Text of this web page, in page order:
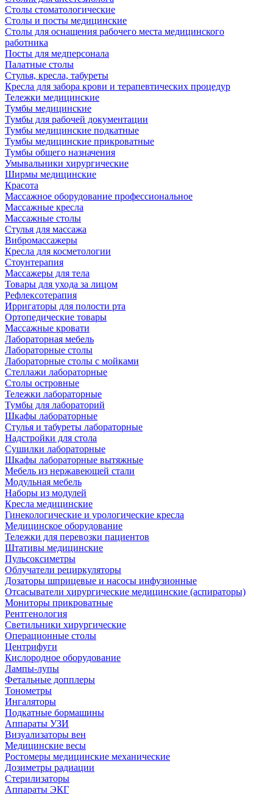
Столы стоматологические
Столы и посты медицинские
Столы для оснащения рабочего места медицинского
работника
Посты для медперсонала
Палатные столы
Стулья, кресла, табуреты
Кресла для забора крови и терапевтических процедур
Тележки медицинские
Тумбы медицинские
Тумбы для рабочей документации
Тумбы медицинские подкатные
Тумбы медицинские прикроватные
Тумбы общего назначения
Умывальники хирургические
Ширмы медицинские
Красота
Массажное оборудование профессиональное
Массажные кресла
Массажные столы
Стулья для массажа
Вибромассажеры
Кресла для косметологии
Стоунтерапия
Массажеры для тела
Товары для ухода за лицом
Рефлексотерапия
Ирригаторы для полости рта
Ортопедические товары
Массажные кровати
Лабораторная мебель
Лабораторные столы
Лабораторные столы с мойками
Стеллажи лабораторные
Столы островные
Тележки лабораторные
Тумбы для лабораторий
Шкафы лабораторные
Стулья и табуреты лабораторные
Надстройки для стола
Сушилки лабораторные
Шкафы лабораторные вытяжные
Мебель из нержавеющей стали
Модульная мебель
Наборы из модулей
Кресла медицинские
Гинекологические и урологические кресла
Медицинское оборудование
Тележки для перевозки пациентов
Штативы медицинские
Пульсоксиметры
Облучатели рециркуляторы
Дозаторы шприцевые и насосы инфузионные
Отсасыватели хирургические медицинские (аспираторы)
Мониторы прикроватные
Рентгенология
Светильники хирургические
Операционные столы
Центрифуги
Кислородное оборудование
Лампы-лупы
Фетальные допплеры
Тонометры
Ингаляторы
Подкатные бормашины
Аппараты УЗИ
Визуализаторы вен
Медицинские весы
Ростомеры медицинские механические
Дозиметры радиации
Стерилизаторы
Аппараты ЭКГ